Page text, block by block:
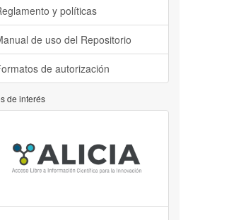
y políticas
de uso del Repositorio
de autorización
de interés